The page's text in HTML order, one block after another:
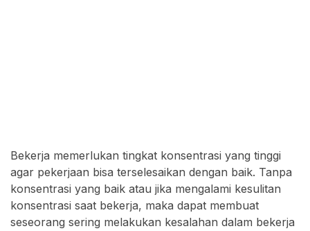
Bekerja memerlukan tingkat konsentrasi yang tinggi
agar pekerjaan bisa terselesaikan dengan baik. Tanpa
konsentrasi yang baik atau jika mengalami kesulitan
konsentrasi saat bekerja, maka dapat membuat
seseorang sering melakukan kesalahan dalam bekerja